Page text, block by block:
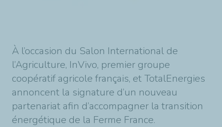
À l’occasion du Salon International de
l’Agriculture, InVivo, premier groupe
coopératif agricole français, et TotalEnergies
annoncent la signature d’un nouveau
partenariat afin d’accompagner la transition
énergétique de la Ferme France.